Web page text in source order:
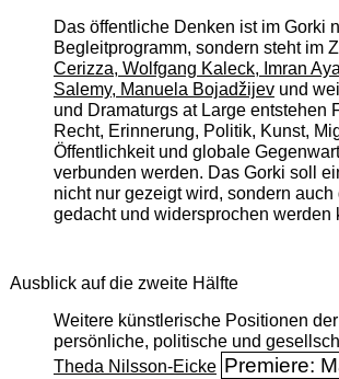
Das öffentliche Denken ist im Gorki
Begleitprogramm, sondern steht im
Cerizza, Wolfgang Kaleck, Imran
Salemy, Manuela Bojadžijevund
und Dramaturgs at Large entstehen
Recht, Erinnerung, Politik, Kunst,
Öffentlichkeit und globale
verbunden werden. Das Gorki soll
nicht nur gezeigt wird, sondern auch
gedacht und widersprochen werden
Ausblick auf die zweite Hälfte
Weitere künstlerische Positionen
persönliche, politische und
Theda Nilsson-Eicke Premiere: